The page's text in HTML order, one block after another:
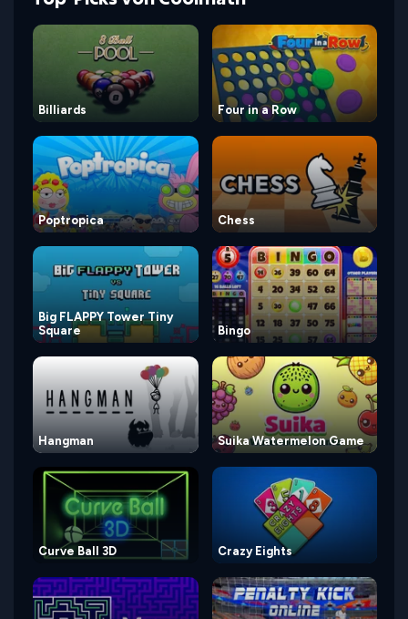
Billiards Four in a Row
Poptropica Chess
Big FLAPPY Tower Tiny
Square
Bingo
Hangman Suika Watermelon Game
Curve Ball 3D Crazy Eights